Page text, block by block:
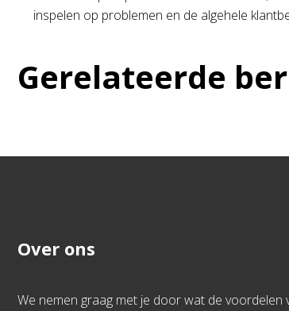
inspelen op problemen en de algehele
Gerelateerde
Over ons
We nemen graag met je door wat de voordelen